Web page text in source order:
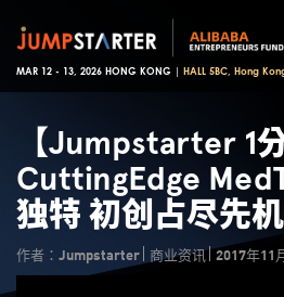
MAR 12 - 13, 2026 HONG KONG | HALL 5BC, Hong
【Jumpstarter 1分
CuttingEdge
独特 初创占尽先机
作者：Jumpstarter 商业资讯 2017年11